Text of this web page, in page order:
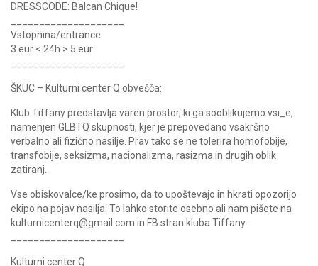
DRESSCODE: Balcan Chique!
Vstopnina/entrance:
3 eur < 24h > 5 eur
ŠKUC – Kulturni center Q obvešča:
Klub Tiffany predstavlja varen prostor, ki ga sooblikujemo vsi_e,
namenjen GLBTQ skupnosti, kjer je prepovedano vsakršno
verbalno ali fizično nasilje. Prav tako se ne tolerira homofobije,
transfobije, seksizma, nacionalizma, rasizma in drugih oblik
zatiranj.
Vse obiskovalce/ke prosimo, da to upoštevajo in hkrati opozorijo
ekipo na pojav nasilja. To lahko storite osebno ali nam pišete na
kulturnicenterq@gmail.com in FB stran kluba Tiffany.
Kulturni center Q